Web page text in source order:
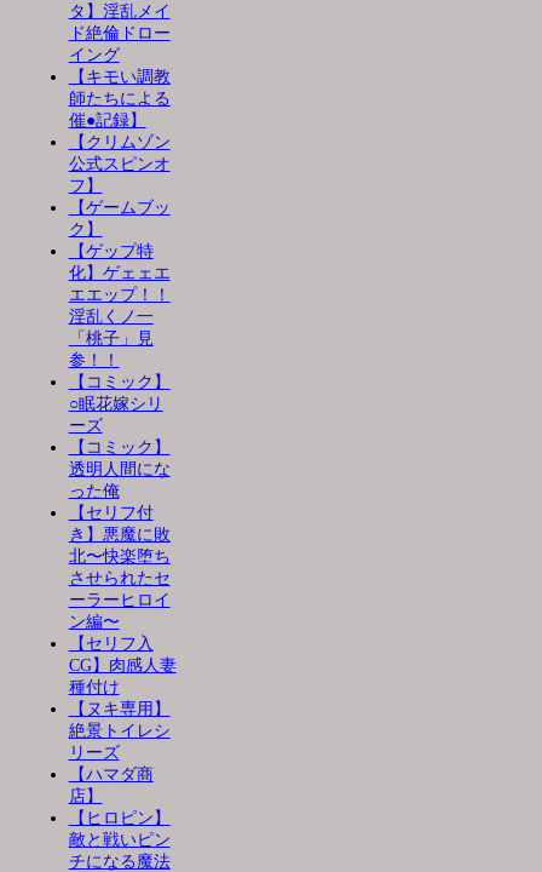
タ】淫乱メイ
ド絶倫ドロー
イング
【キモい調教
師たちによる
催●記録】
【クリムゾン
公式スピンオ
フ】
【ゲームブッ
ク】
【ゲップ特
化】ゲェェエ
エエップ！！
淫乱くノ一
「桃子」見
参！！
【コミック】
○眠花嫁シリ
ーズ
【コミック】
透明人間にな
った俺
【セリフ付
き】悪魔に敗
北〜快楽堕ち
させられたセ
ーラーヒロイ
ン編〜
【セリフ入
CG】肉感人妻
種付け
【ヌキ専用】
絶景トイレシ
リーズ
【ハマダ商
店】
【ヒロピン】
敵と戦いピン
チになる魔法